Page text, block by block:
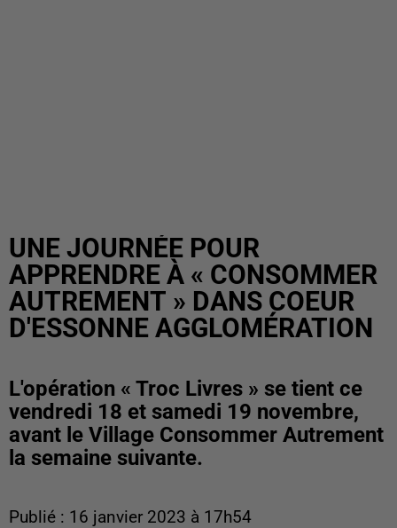
UNE JOURNÉE POUR
APPRENDRE À « CONSOMMER
AUTREMENT » DANS COEUR
D'ESSONNE AGGLOMÉRATION
L'opération « Troc Livres » se tient ce
vendredi 18 et samedi 19 novembre,
avant le Village Consommer Autrement
la semaine suivante.
Publié : 16 janvier 2023 à 17h54